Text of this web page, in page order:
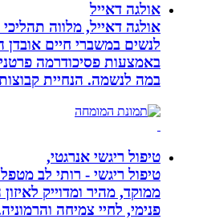
אולגה דאייל
אולגה דאייל, מלווה תהליכי
לנשים במשברי חיים אובדן
באמצעות פסיכודרמה פרטנית
במה לנשמה. ‏הנחיית קבוצות
טיפול ריגשי אנרגטי,
טיפול ריגשי - רותי לב מטפלת
ממוקד, מהיר ומדוייק לאיזון
פנימי, לחיי צמיחה והרמוניה.